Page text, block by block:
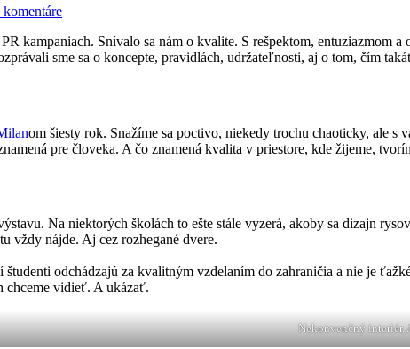
komentárena
Awards:
Kvalita
kampaniach. Snívalo sa nám o kvalite. S rešpektom, entuziazmom
sme sa o koncepte, pravidlách, udržateľnosti, aj o tom, čím
om šiesty rok. Snažíme sa poctivo, niekedy trochu chaoticky, ale s
pre človeka. A čo znamená kvalita v priestore, kde žijeme,
Na niektorých školách to ešte stále vyzerá, akoby sa dizajn
vždy nájde. Aj cez rozhegané dvere.
odchádzajú za kvalitným vzdelaním do zahraničia a nie je
chceme vidieť. A ukázať.
Nekonvenčný interiér,